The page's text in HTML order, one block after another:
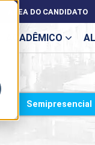
ACADÊMICO
ÁREA DO CANDIDATO
Semipresencial